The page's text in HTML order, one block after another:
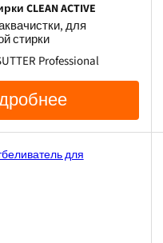
CLEAN ACTIVE
для
стирки
Professional